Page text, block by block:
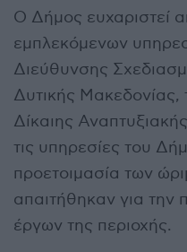
Ο Δήμος ευχαριστεί
εμπλεκόμενων
Διεύθυνσης
Δυτικής Μακεδονίας,
Δίκαιης
τις υπηρεσίες του
προετοιμασία των
απαιτήθηκαν για
έργων της περιοχής.